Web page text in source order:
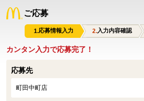
ご応募
応募情報入力 入力内容確認
カンタン入力で応募完了！
応募先
町田中町店